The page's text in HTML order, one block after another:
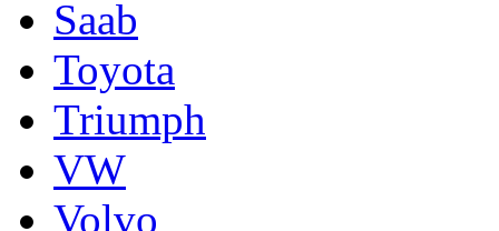
Saab
Toyota
Triumph
VW
Volvo